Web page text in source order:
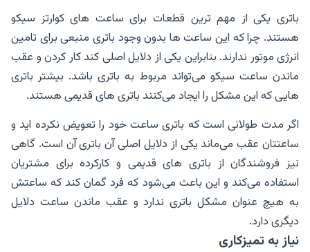
باتری یکی از مهم ترین قطعات برای ساعت های کوارتز سیکو
هستند. چرا که این ساعت ها بدون وجود باتری منبعی برای تامین
انرژی موتور ندارند. بنابراین یکی از دلایل اصلی کند کار کردن و عقب
ماندن ساعت سیکو می‌تواند مربوط به باتری باشد. بیشتر باتری
هایی که این مشکل را ایجاد می‌کنند باتری های قدیمی هستند.
اگر مدت طولانی است که باتری ساعت خود را تعویض نکرده اید و
ساعتتان عقب می‌ماند یکی از دلایل اصلی آن باتری آن است. گاهی
نیز فروشندگان از باتری های قدیمی و کارکرده برای مشتریان
استفاده می‌کند و این باعث می‌شود که فرد گمان کند که ساعتش
به هیچ عنوان مشکل باتری ندارد و عقب ماندن ساعت دلایل
دیگری دارد.
نیاز به تمیزکاری